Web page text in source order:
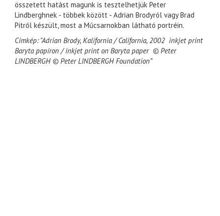
összetett hatást magunk is tesztelhetjük Peter
Lindberghnek - többek között - Adrian Brodyról vagy Brad
Pitről készült, most a Műcsarnokban látható portréin.
Címkép: "Adrian Brody, Kalifornia / California, 2002 inkjet print
Baryta papíron / inkjet print on Baryta paper © Peter
LINDBERGH © Peter LINDBERGH Foundation”